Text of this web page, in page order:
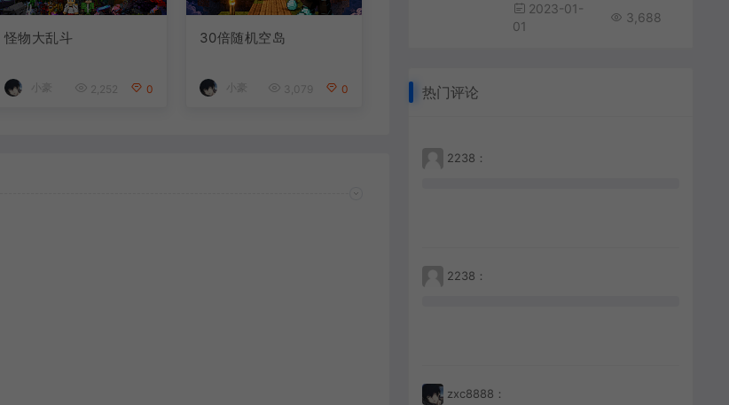
怪物大乱斗
小豪 2,252 0
30倍随机空岛
小豪 3,079 0
2023-01-
01
3,688
热门评论
2238：
2238：
zxc8888：